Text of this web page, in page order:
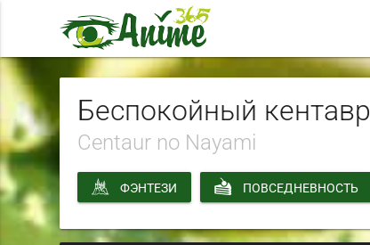
Беспокойный кентавр
Centaur no Nayami
ФЭНТЕЗИ ПОВСЕДНЕВНОСТЬ